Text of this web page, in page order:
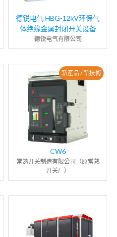
德锐电气 HBG-12kV环保气
体绝缘金属封闭开关设备
德锐电气有限公司
新産品 / 新技術
CW6
常熟开关制造有限公司（原常熟
开关厂）